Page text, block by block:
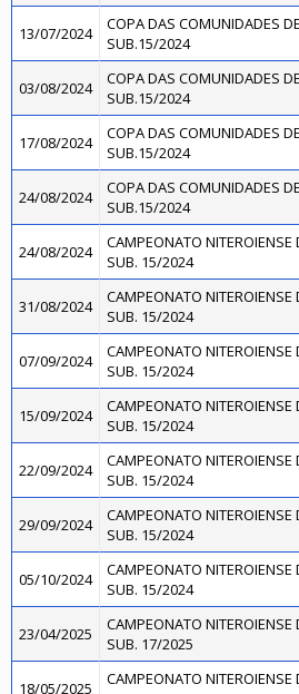
13/07/2024
COPA DAS COMUNIDADES
SUB.15/2024
03/08/2024
COPA DAS COMUNIDADES
SUB.15/2024
17/08/2024
COPA DAS COMUNIDADES
SUB.15/2024
24/08/2024
COPA DAS COMUNIDADES
SUB.15/2024
24/08/2024
CAMPEONATO NITEROIENSE
SUB. 15/2024
31/08/2024
CAMPEONATO NITEROIENSE
SUB. 15/2024
07/09/2024
CAMPEONATO NITEROIENSE
SUB. 15/2024
15/09/2024
CAMPEONATO NITEROIENSE
SUB. 15/2024
22/09/2024
CAMPEONATO NITEROIENSE
SUB. 15/2024
29/09/2024
CAMPEONATO NITEROIENSE
SUB. 15/2024
05/10/2024
CAMPEONATO NITEROIENSE
SUB. 15/2024
23/04/2025
CAMPEONATO NITEROIENSE
SUB. 17/2025
18/05/2025
CAMPEONATO NITEROIENSE